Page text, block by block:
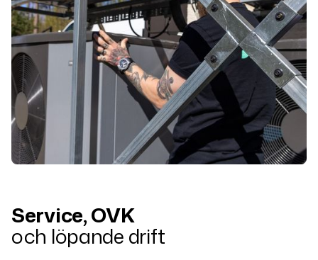
Service, OVK
och löpande drift